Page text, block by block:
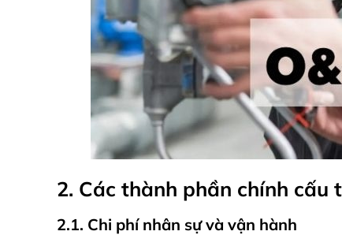
2. Các thành phần chính
2.1. Chi phí nhân sự và vận hành